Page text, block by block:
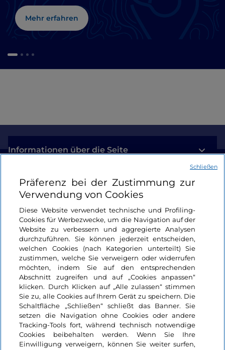
Mehr erfahren
Informationen über die Seite
Nützliche Links
Login
Bleiben wir in Kontakt
Präferenz bei der Zustimmung zur
Verwendung von Cookies
Diese Website verwendet technische und Profiling-
Cookies für Werbezwecke, um die Navigation auf der
Website zu verbessern und aggregierte Analysen
durchzuführen. Sie können jederzeit entscheiden,
welchen Cookies (nach Kategorien unterteilt) Sie
zustimmen, welche Sie verweigern oder widerrufen
möchten, indem Sie auf den entsprechenden
Abschnitt zugreifen und auf „Cookies anpassen“
klicken. Durch Klicken auf „Alle zulassen“ stimmen
Sie zu, alle Cookies auf Ihrem Gerät zu speichern. Die
Schaltfläche „Schließen“ schließt das Banner. Sie
setzen die Navigation ohne Cookies oder andere
Tracking-Tools fort, während technisch notwendige
Cookies beibehalten werden. Wenn Sie Ihre
Einwilligung verweigern, können Sie weiter surfen,
Schließen